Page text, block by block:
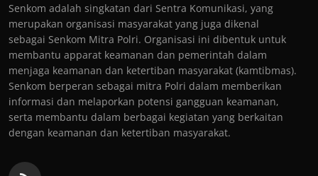
Senkom adalah singkatan dari Sentra Komunikasi, yang
merupakan organisasi masyarakat yang juga dikenal
sebagai Senkom Mitra Polri. Organisasi ini dibentuk untuk
membantu apparat keamanan dan pemerintah dalam
menjaga keamanan dan ketertiban masyarakat (kamtibmas).
Senkom berperan sebagai mitra Polri dalam memberikan
informasi dan melaporkan potensi gangguan keamanan,
serta membantu dalam berbagai kegiatan yang berkaitan
dengan keamanan dan ketertiban masyarakat.